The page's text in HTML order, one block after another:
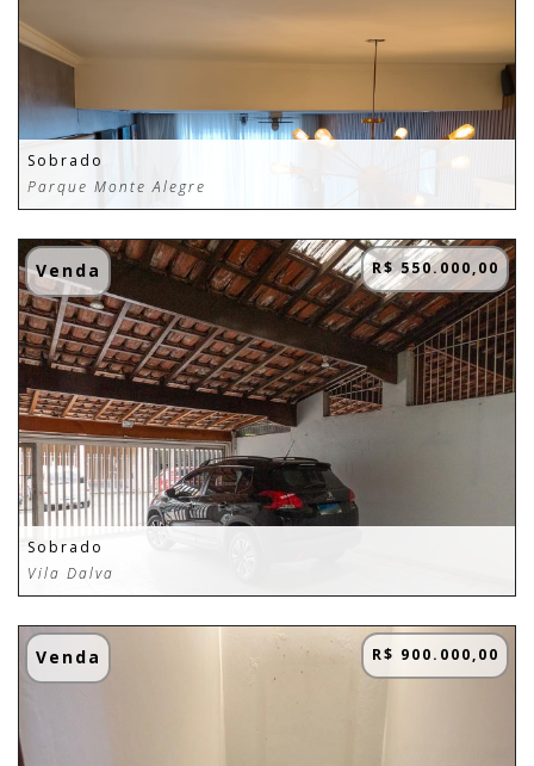
Sobrado
Parque Monte Alegre
Venda R$ 550.000,00
Sobrado
Vila Dalva
Venda R$ 900.000,00